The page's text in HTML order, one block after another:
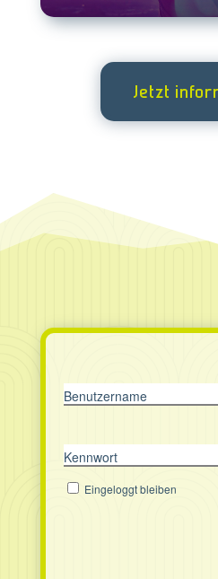
Jetzt
Benutzername
Kennwort
Eingeloggt bleiben